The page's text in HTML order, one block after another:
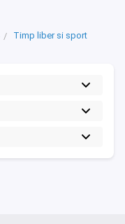
Timp liber si sport